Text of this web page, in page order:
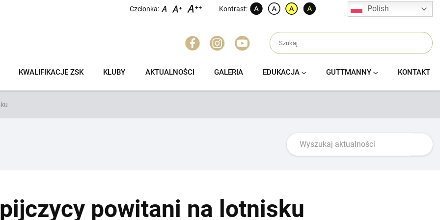
Czcionka: Kontrast: Polish
KWALIFIKACJE ZSK KLUBY AKTUALNOŚCI GALERIA EDUKACJA GUTTMANNY KONTAKT
powitani na lotnisku